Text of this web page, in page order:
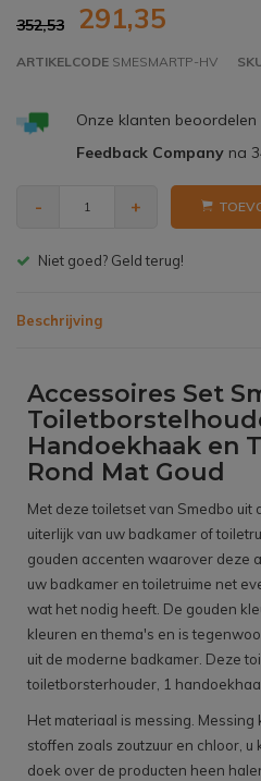
352,53 291,35
ARTIKELCODE SMESMARTP-HV
Onze klanten
Feedback Companyna
- +
Gratis bezorgen v.a. € 150,- (NL)
Beschrijving
Accessoires Set
Handoekhaak en
Rond Mat Goud
Met deze toiletset van Smedbo uit
uiterlijk van uw badkamer of
gouden accenten waarover deze
uw badkamer en toiletruime net
wat het nodig heeft. De gouden
kleuren en thema's en is
uit de moderne badkamer. Deze
toiletborsterhouder, 1
Het materiaal is messing.
stoffen zoals zoutzuur en chloor,
doek over de producten heen